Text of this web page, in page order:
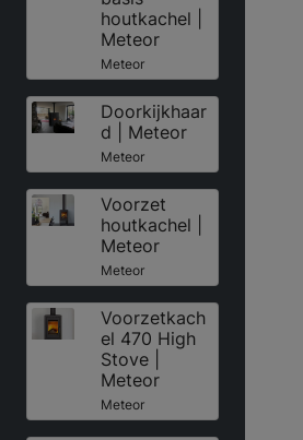
houtkachel |
Meteor
Meteor
Doorkijkhaar
d | Meteor
Meteor
Voorzet
houtkachel |
Meteor
Meteor
Voorzetkach
el 470 High
Stove |
Meteor
Meteor